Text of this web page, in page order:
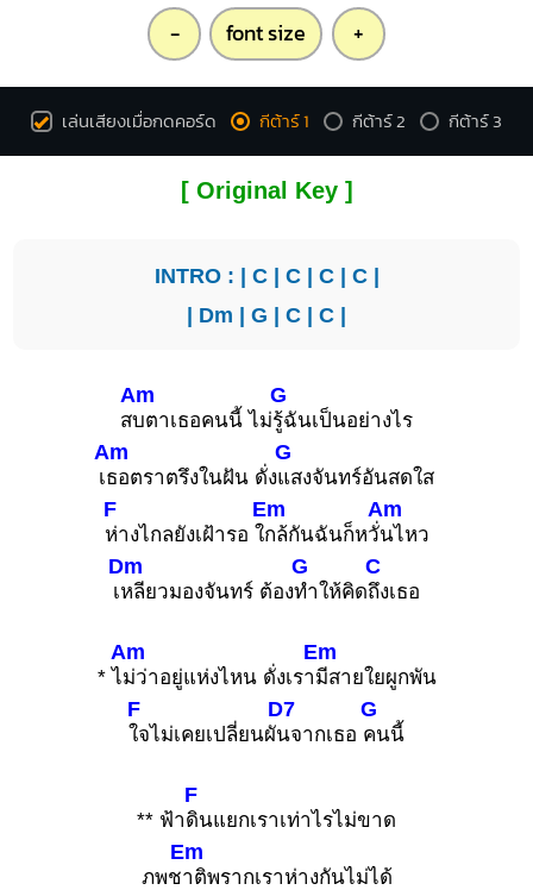
- font size +
เล่นเสียงเมื่อกดคอร์ด กีต้าร์ 1 กีต้าร์ 2 กีต้าร์ 3
[ Original Key ]
INTRO : | C| C| C| C|
| Dm | G | C | C |
ส
Am
บตาเธอคนนี้ ไม่
G
รู้ฉันเป็นอย่างไร
เ
Am
ธอตราตรึงในฝัน ดั่ง
G
แสงจันทร์อันสดใส
F
ห่างไกลยังเฝ้ารอ ใ
Em
กล้กันฉันก็หวั่
Am
นไหว
เ
Dm
หลียวมองจันทร์ ต้อง
G
ทำให้คิด
C
ถึงเธอ
* ไ
Am
ม่ว่าอยู่แห่งไหน ดั่งเรา
Em
มีสายใยผูกพัน
F
ใจไม่เคยเปลี่ยนผั
D7
นจากเธอ
G
คนนี้
** ฟ้า
F
ดินแยกเราเท่าไรไม่ขาด
ภพช
Em
าติพรากเราห่างกันไม่ได้